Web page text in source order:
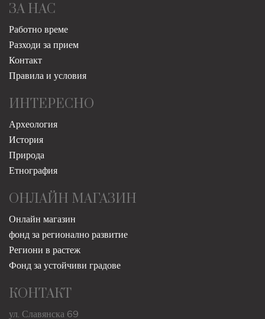
ЗА НАС
Работно време
Разходи за прием
Контакт
Правила и условия
ИНТЕРЕСНО
Археология
История
Природа
Етнография
ОНЛАЙН МАГАЗИН
Онлайн магазин
фонд за регионално развитие
Региони в растеж
Фонд за устойчиви градове
КОНТАКТ
ул. Славянска 69